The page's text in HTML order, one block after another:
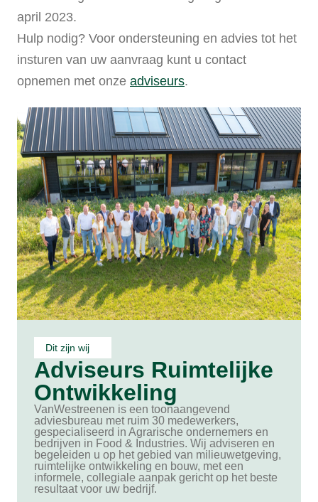
april 2023.
Hulp nodig? Voor ondersteuning en advies tot het
insturen van uw aanvraag kunt u contact
opnemen met onze adviseurs.
Dit zijn wij
Adviseurs Ruimtelijke
Ontwikkeling
VanWestreenen is een toonaangevend
adviesbureau met ruim 30 medewerkers,
gespecialiseerd in Agrarische ondernemers en
bedrijven in Food & Industries. Wij adviseren en
begeleiden u op het gebied van milieuwetgeving,
ruimtelijke ontwikkeling en bouw, met een
informele, collegiale aanpak gericht op het beste
resultaat voor uw bedrijf.